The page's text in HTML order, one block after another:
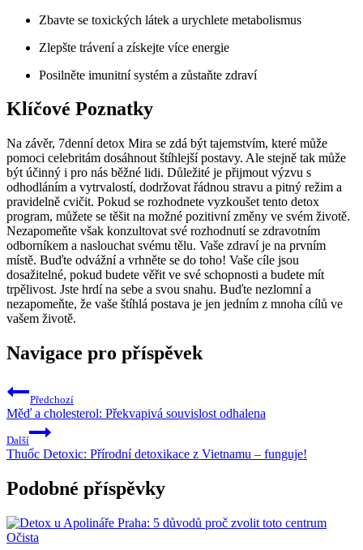
Zbavte se toxických látek a urychlete metabolismus
Zlepšte trávení a získejte více energie
Posilněte imunitní systém a zůstaňte zdraví
Klíčové Poznatky
Na závěr, 7denní detox Mira se zdá být tajemstvím, které může
pomoci celebritám dosáhnout štíhlejší postavy. Ale stejně tak může
být účinný i pro nás běžné lidi. Důležité je přijmout výzvu s
odhodláním a vytrvalostí, dodržovat řádnou stravu a pitný režim a
pravidelně cvičit. Pokud se rozhodnete vyzkoušet tento detox
program, můžete se těšit na možné pozitivní změny ve svém životě.
Nezapomeňte však konzultovat své rozhodnutí se zdravotním
odborníkem a naslouchat svému tělu. Vaše zdraví je na prvním
místě. Buďte odvážní a vrhněte se do toho! Vaše cíle jsou
dosažitelné, pokud budete věřit ve své schopnosti a budete mít
trpělivost. Jste hrdí na sebe a svou snahu. Buďte nezlomní a
nezapomeňte, že vaše štíhlá postava je jen jedním z mnoha cílů ve
vašem životě.
Navigace pro příspěvek
Předchozí
Měď a cholesterol: Překvapivá souvislost odhalena
Další
Thuốc Detoxic: Přírodní detoxikace z Vietnamu – funguje!
Podobné příspěvky
Očista